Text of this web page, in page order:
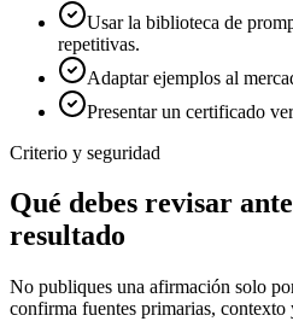
Usar la biblioteca de
repetitivas.
Adaptar ejemplos al
Presentar un certificado
Criterio y seguridad
Qué debes revisar
resultado
No publiques una afirmación solo
confirma fuentes primarias, contexto